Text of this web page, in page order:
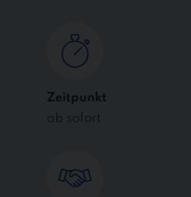
Zeitpunkt
ab sofort